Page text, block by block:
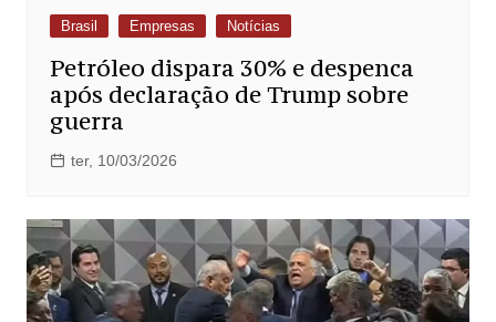
Brasil Empresas Notícias
Petróleo dispara 30% e despenca
após declaração de Trump sobre
guerra
ter, 10/03/2026